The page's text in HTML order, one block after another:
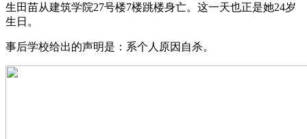
生田苗从建筑学院27号楼7楼跳楼身亡。这一天也正是她24岁
生日。
事后学校给出的声明是：系个人原因自杀。